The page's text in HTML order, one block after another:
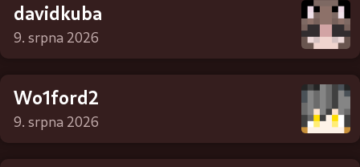
davidkuba
9. srpna 2026
Wo1ford2
9. srpna 2026